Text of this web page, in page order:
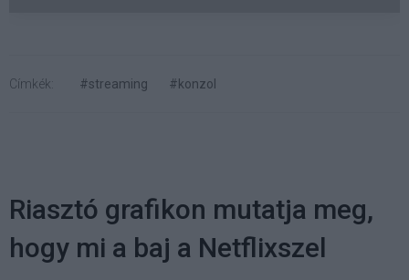
Címkék: #streaming #konzol
Riasztó grafikon mutatja meg,
hogy mi a baj a Netflixszel